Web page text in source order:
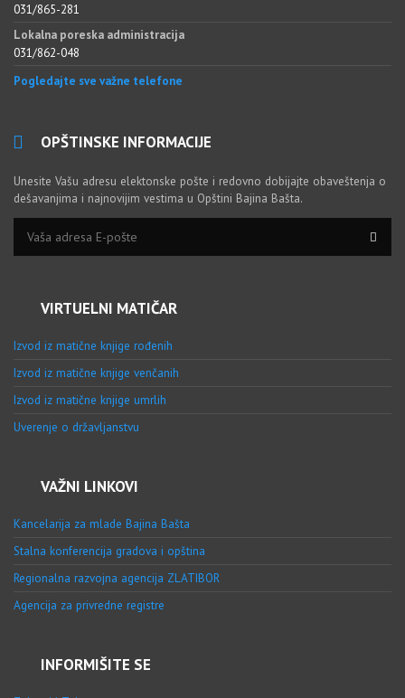
031/865-281
Lokalna poreska administracija
031/862-048
Pogledajte sve važne telefone
OPŠTINSKE INFORMACIJE
Unesite Vašu adresu elektonske pošte i redovno dobijajte obaveštenja o
dešavanjima i najnovijim vestima u Opštini Bajina Bašta.
VIRTUELNI MATIČAR
Izvod iz matične knjige rođenih
Izvod iz matične knjige venčanih
Izvod iz matične knjige umrlih
Uverenje o državljanstvu
VAŽNI LINKOVI
Kancelarija za mlade Bajina Bašta
Stalna konferencija gradova i opština
Regionalna razvojna agencija ZLATIBOR
Agencija za privredne registre
INFORMIŠITE SE